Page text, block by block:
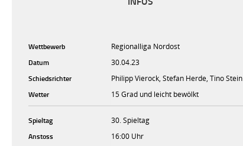
Wettbewerb
Regionalliga Nordost
Datum
30.04.23
Schiedsrichter
Philipp Vierock, Stefan Herde, Tino Stein
Wetter
15 Grad und leicht bewölkt
Spieltag
30. Spieltag
Anstoss
16:00 Uhr